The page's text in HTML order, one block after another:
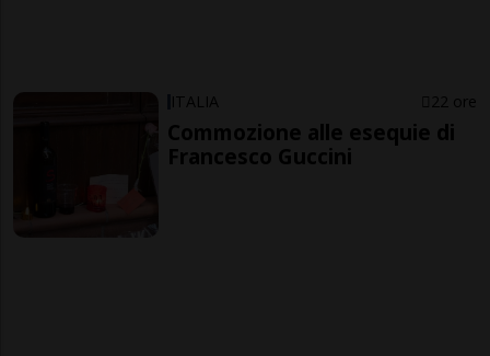
ITALIA 22 ore
Commozione alle esequie di
Francesco Guccini